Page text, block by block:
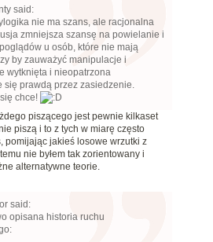
said:
nie ma szans, ale racjonalna
zmniejsza szansę na powielanie i
u osób, które nie mają
by zauważyć manipulacje i
wytknięta i nieopatrzona
się prawdą przez zasiedzenie.
chce!
piszącego jest pewnie kilkaset
piszą i to z tych w miarę często
pomijając jakieś losowe wrzutki z
nie byłem tak zorientowany i
alternatywne teorie.
said:
opisana historia ruchu